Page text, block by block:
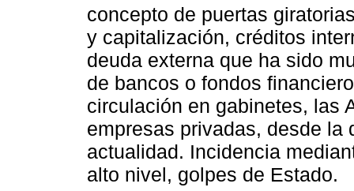
concepto de puertas
y capitalización, créditos
deuda externa que ha sido
de bancos o fondos
circulación en gabinetes, las
empresas privadas, desde la
actualidad. Incidencia
alto nivel, golpes de Estado.